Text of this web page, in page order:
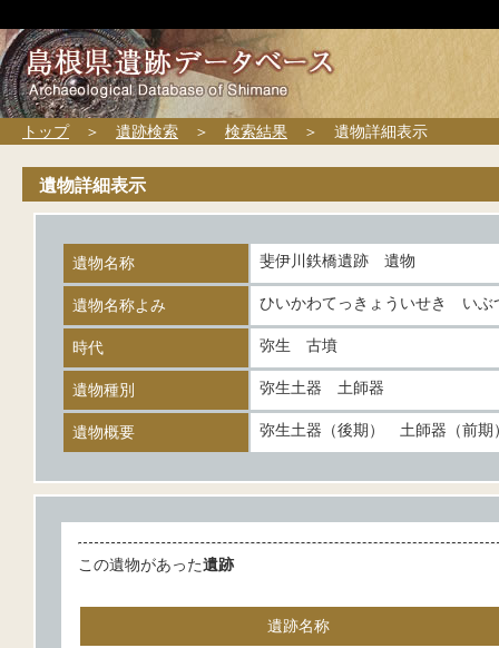
トップ＞ 遺跡検索 ＞ 検索結果 ＞ 遺物詳細表示
遺物詳細表示
遺物名称 斐伊川鉄橋遺跡 遺物
遺物名称よみ ひいかわてっきょういせき いぶ
時代 弥生 古墳
遺物種別 弥生土器 土師器
遺物概要 弥生土器（後期） 土師器（前期
この遺物があった遺跡
遺跡名称